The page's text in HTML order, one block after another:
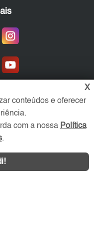
X
conteúdos e oferecer
com a nossa Política
.